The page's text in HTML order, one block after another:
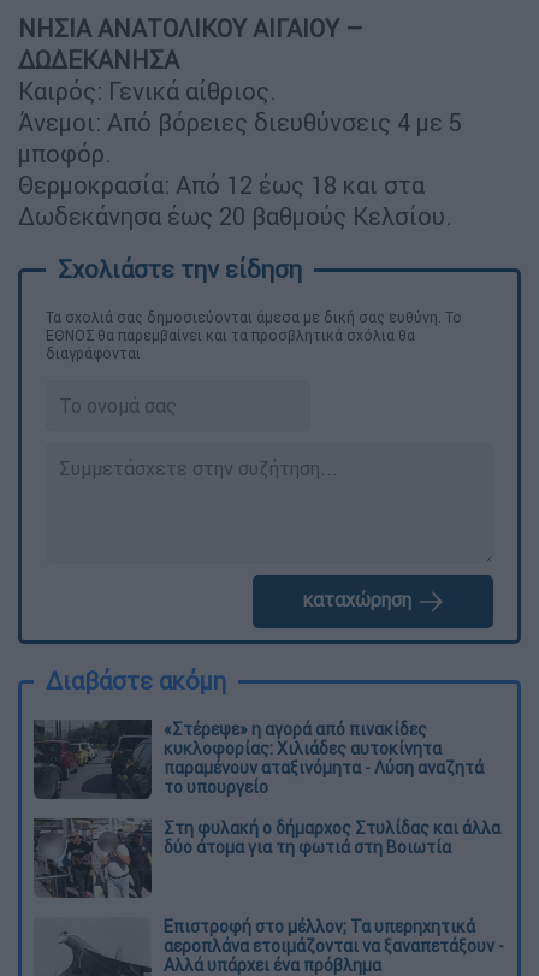
ΝΗΣΙΑ ΑΝΑΤΟΛΙΚΟΥ ΑΙΓΑΙΟΥ –
ΔΩΔΕΚΑΝΗΣΑ
Καιρός: Γενικά αίθριος.
Άνεμοι: Από βόρειες διευθύνσεις 4 με 5
μποφόρ.
Θερμοκρασία: Από 12 έως 18 και στα
Δωδεκάνησα έως 20 βαθμούς Κελσίου.
Τα σχολιά σας δημοσιεύονται άμεσα με δική σας ευθύνη. Το
ΕΘΝΟΣ θα παρεμβαίνει και τα προσβλητικά σχόλια θα
διαγράφονται
καταχώρηση
Διαβάστε ακόμη
«Στέρεψε» η αγορά από πινακίδες
κυκλοφορίας: Χιλιάδες αυτοκίνητα
παραμένουν αταξινόμητα - Λύση αναζητά
το υπουργείο
Στη φυλακή ο δήμαρχος Στυλίδας και άλλα
δύο άτομα για τη φωτιά στη Βοιωτία
Επιστροφή στο μέλλον; Τα υπερηχητικά
αεροπλάνα ετοιμάζονται να ξαναπετάξουν -
Αλλά υπάρχει ένα πρόβλημα